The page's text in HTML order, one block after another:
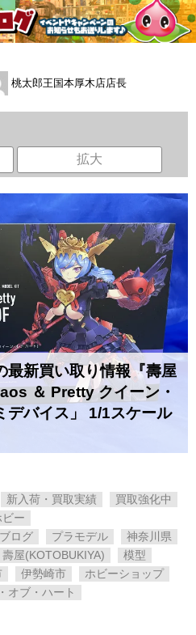
桃太郎王国本厚木店店長
拡大
最新買い取り情報『壽屋
＆ ​Pretty ​クイーン・
デバイス」 ​1/1スケール
新入荷・買取実績
買取強化中
ビー
ログ
プラモデル
神奈川県
壽屋(KOTOBUKIYA)
模型
伊勢崎市
ホビーショップ
オブ・ハート